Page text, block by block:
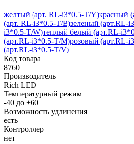
желтый (арт. RL-i3*0.5-T/Y)красный
(арт. RL-i3*0.5-T/B)зеленый (арт.RL-
i3*0.5-T/W)теплый белый (арт.RL-
(арт.RL-i3*0.5-T/M)розовый (арт.RL-
(арт.RL-i3*0.5-T/V)
Код товара
8760
Производитель
Rich LED
Температурный режим
-40 до +60
Возможность удлинения
есть
Контроллер
нет